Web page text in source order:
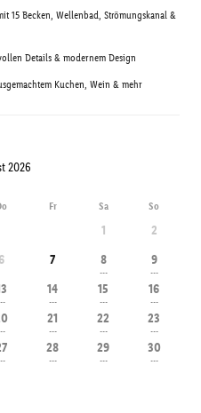
15 Becken, Wellenbad, Strömungskanal &
Details & modernem Design
Kuchen, Wein & mehr
2026
Fr Sa So
1
2
6 7 8
---
9
---
14
---
15
---
16
---
21
---
22
---
23
---
28
---
29
---
30
---